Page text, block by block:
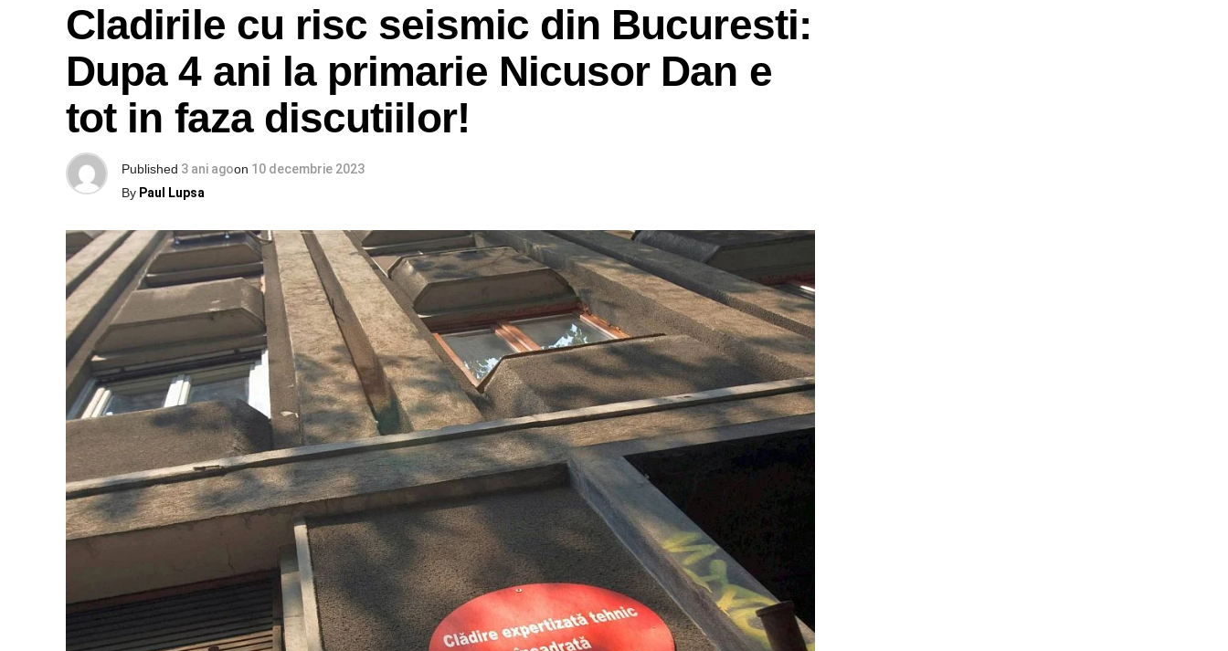
Cladirile cu risc seismic din Bucuresti:
Dupa 4 ani la primarie Nicusor Dan e
tot in faza discutiilor!
Published 3 ani agoon 10 decembrie 2023
By Paul Lupsa